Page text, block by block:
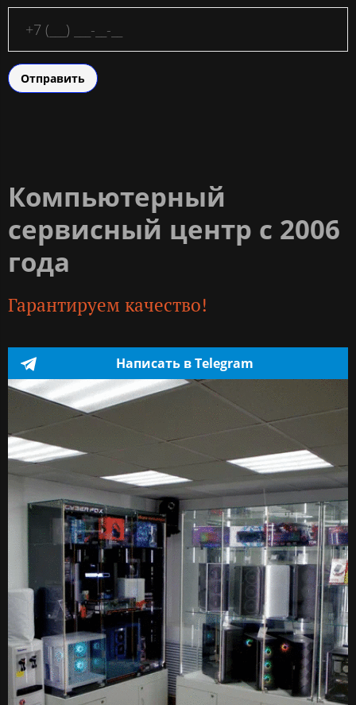
Отправить
Компьютерный
сервисный центр с 2006
года
Гарантируем качество!
Написать в Telegram